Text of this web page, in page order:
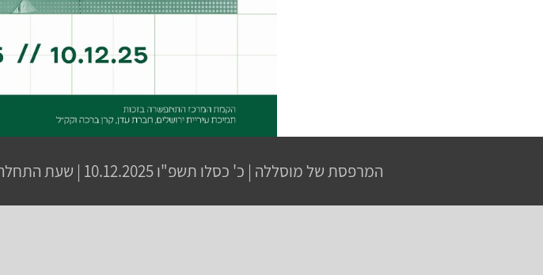
המרפסת של מוסללה | כ' כסלו תשפ"ו10.12.2025 | שעת התחלה 11:00